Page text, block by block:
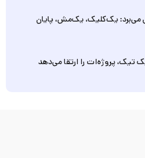
می‌برد: یک‌کلیک، یک‌مش، پایان
تیک، پروژه‌ات را ارتقا می‌دهد